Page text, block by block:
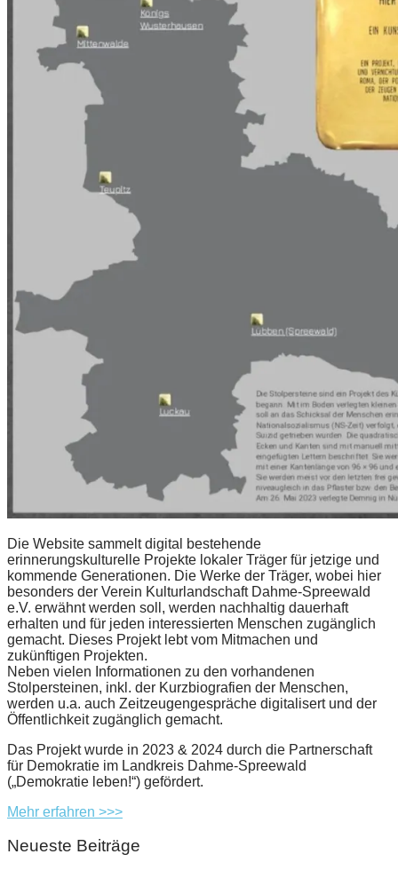
Die Website sammelt digital bestehende
erinnerungskulturelle Projekte lokaler Träger für jetzige und
kommende Generationen. Die Werke der Träger, wobei hier
besonders der Verein Kulturlandschaft Dahme-Spreewald
e.V. erwähnt werden soll, werden nachhaltig dauerhaft
erhalten und für jeden interessierten Menschen zugänglich
gemacht. Dieses Projekt lebt vom Mitmachen und
zukünftigen Projekten.
Neben vielen Informationen zu den vorhandenen
Stolpersteinen, inkl. der Kurzbiografien der Menschen,
werden u.a. auch Zeitzeugengespräche digitalisert und der
Öffentlichkeit zugänglich gemacht.
Das Projekt wurde in 2023 & 2024 durch die Partnerschaft
für Demokratie im Landkreis Dahme-Spreewald
(„Demokratie leben!“) gefördert.
Mehr erfahren >>>
Neueste Beiträge